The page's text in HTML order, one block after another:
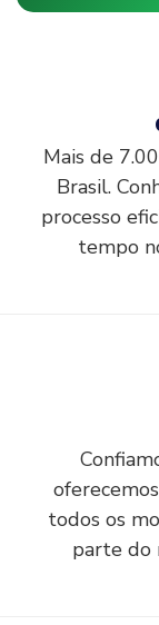
Mais de
Brasil.
processo
tempo
oferecemos
todos os
parte do